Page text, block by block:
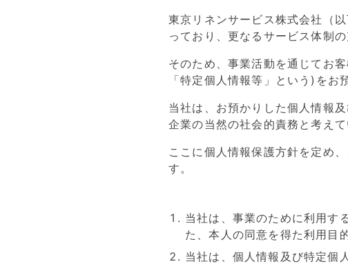
東京リネンサービス株式会社（
っており、更なるサービス体制
そのため、事業活動を通じてお
「特定個人情報等」という)をお
当社は、お預かりした個人情報
企業の当然の社会的責務と考えて
ここに個人情報保護方針を定め
す。
当社は、事業のために利用す
た、本人の同意を得た利用目
当社は、個人情報及び特定個